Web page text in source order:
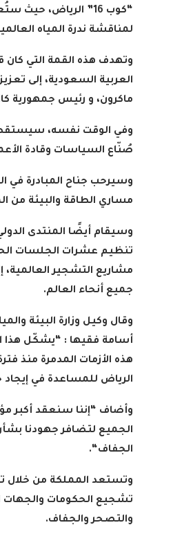
“كوب 16” الرياض،
لمناقشة ندرة المياه
العربية السعودية، إلى
ماكرون، و رئيس جمهورية
صُنّاع السياسات وقادة
مساري الطاقة والبيئة من
تنظيم عشرات الجلسات
مشاريع التشجير
جميع أنحاء العالم.
أسامة فقيها : “يشكّل هذا
هذه الأزمات المدمرة منذ
الرياض للمساعدة في إيجاد
وأضاف “إننا سنعقد أكبر
الجميع لتضافر جهودنا
الجفاف“.
تشجيع الحكومات والجهات
والتصحر والجفاف.
بإذاعات وتليفزيونات
2022-04-12